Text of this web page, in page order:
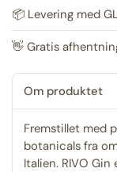
📦 Levering med
👋 Gratis
Om produktet
Fremstillet med
botanicals fra
Italien. RIVO Gin